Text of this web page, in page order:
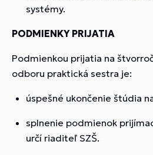
systémy.
PODMIENKY PRIJATIA
Podmienkou prijatia na
odboru praktická sestra je:
úspešné ukončenie štúdia
splnenie podmienok
určí riaditeľ SZŠ.